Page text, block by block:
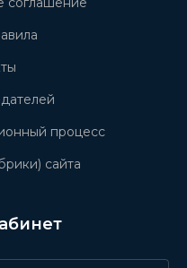
процесс
сайта